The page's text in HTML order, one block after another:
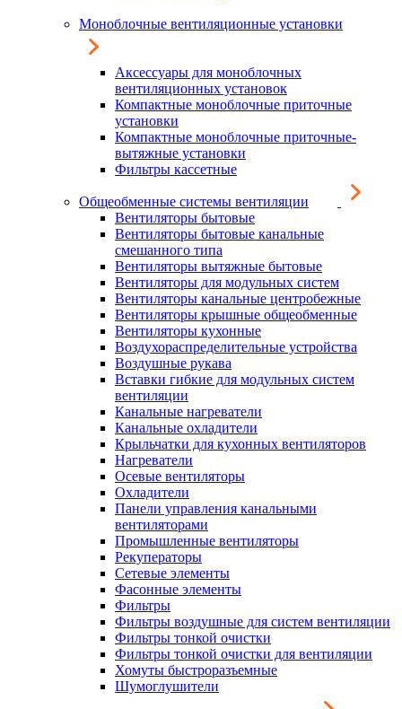
Моноблочные вентиляционные установки
Аксессуары для моноблочных
вентиляционных установок
Компактные моноблочные приточные
установки
Компактные моноблочные приточные-
вытяжные установки
Фильтры кассетные
Общеобменные системы вентиляции
Вентиляторы бытовые
Вентиляторы бытовые канальные
смешанного типа
Вентиляторы вытяжные бытовые
Вентиляторы для модульных систем
Вентиляторы канальные центробежные
Вентиляторы крышные общеобменные
Вентиляторы кухонные
Воздухораспределительные устройства
Воздушные рукава
Вставки гибкие для модульных систем
вентиляции
Канальные нагреватели
Канальные охладители
Крыльчатки для кухонных вентиляторов
Нагреватели
Осевые вентиляторы
Охладители
Панели управления канальными
вентиляторами
Промышленные вентиляторы
Рекуператоры
Сетевые элементы
Фасонные элементы
Фильтры
Фильтры воздушные для систем вентиляции
Фильтры тонкой очистки
Фильтры тонкой очистки для вентиляции
Хомуты быстроразъемные
Шумоглушители